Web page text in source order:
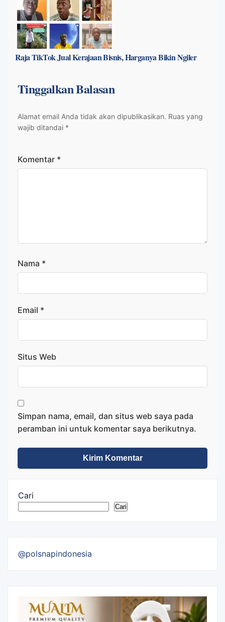
Raja TikTok Jual Kerajaan Bisnis, Harganya Bikin Ngiler
Tinggalkan Balasan
Alamat email Anda tidak akan dipublikasikan. Ruas yang
wajib ditandai *
Komentar *
Nama *
Email *
Situs Web
Simpan nama, email, dan situs web saya pada
peramban ini untuk komentar saya berikutnya.
Cari
Cari
@polsnapindonesia